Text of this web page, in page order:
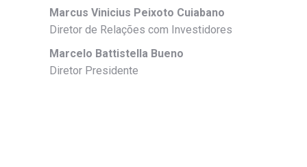
Marcus Vinicius Peixoto Cuiabano
Diretor de Relações com Investidores
Marcelo Battistella Bueno
Diretor Presidente